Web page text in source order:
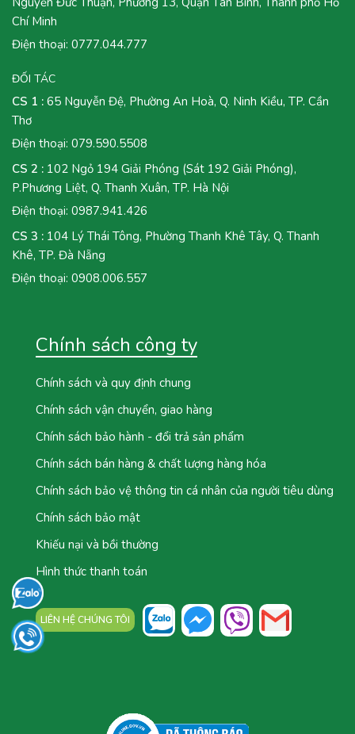
Chí Minh
Điện thoại: 0777.044.777
ĐỐI TÁC
CS 1 : 65 Nguyễn Đệ, Phường An Hoà, Q. Ninh Kiều, TP. Cần
Thơ
Điện thoại: 079.590.5508
CS 2 : 102 Ngỏ 194 Giải Phóng (Sát 192 Giải Phóng),
P.Phương Liệt, Q. Thanh Xuân, TP. Hà Nội
Điện thoại: 0987.941.426
CS 3 : 104 Lý Thái Tông, Phường Thanh Khê Tây, Q. Thanh
Khê, TP. Đà Nẵng
Điện thoại: 0908.006.557
Chính sách công ty
Chính sách và quy định chung
Chính sách vận chuyển, giao hàng
Chính sách bảo hành - đổi trả sản phẩm
Chính sách bán hàng & chất lượng hàng hóa
Chính sách bảo vệ thông tin cá nhân của người tiêu dùng
Chính sách bảo mật
Khiếu nại và bồi thường
Hình thức thanh toán
LIÊN HỆ CHÚNG TÔI